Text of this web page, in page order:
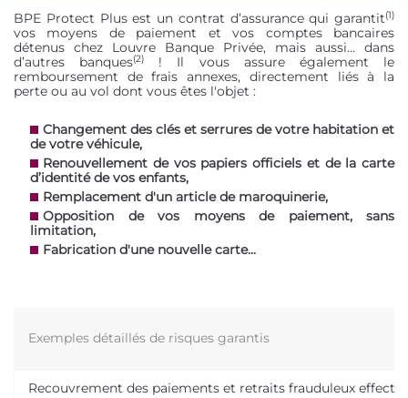
BPE Protect Plus est un contrat d’assurance qui garantit(1)
vos moyens de paiement et vos comptes bancaires
détenus chez Louvre Banque Privée, mais aussi... dans
d’autres banques(2)
! Il vous assure également le
remboursement de frais annexes, directement liés à la
perte ou au vol dont vous êtes l'objet :
Changement des clés et serrures de votre habitation et
de votre véhicule,
Renouvellement de vos papiers officiels et de la carte
d’identité de vos enfants,
Remplacement d'un article de maroquinerie,
Opposition de vos moyens de paiement, sans
limitation,
Fabrication d'une nouvelle carte...
Exemples détaillés de risques garantis
Recouvrement des paiements et retraits frauduleux